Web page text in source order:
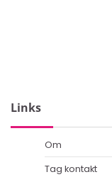
Links
Om
Tag kontakt